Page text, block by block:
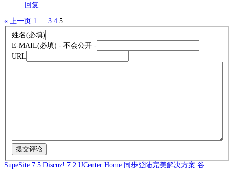
回复
« 上一页 1 3 4 5
姓名(必填)
E-MAIL(必填) - 不会公开 -
URL
SupeSite 7.5 Discuz! 7.2 UCenter Home 同步登陆完美解决方案 谷